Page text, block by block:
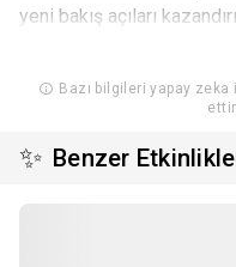
yeni bakış açıları
Bazı bilgileri yapay
✨ Benzer